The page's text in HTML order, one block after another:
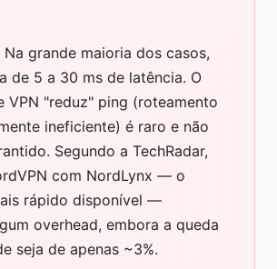
Na grande maioria dos casos,
de 5 a 30 ms de latência. O
VPN "reduz" ping (roteamento
ineficiente) é raro e não
Segundo a TechRadar,
com NordLynx — o
rápido disponível —
overhead, embora a queda
seja de apenas ~3%.